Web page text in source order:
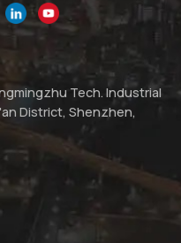
Tech. Industrial
District, Shenzhen,